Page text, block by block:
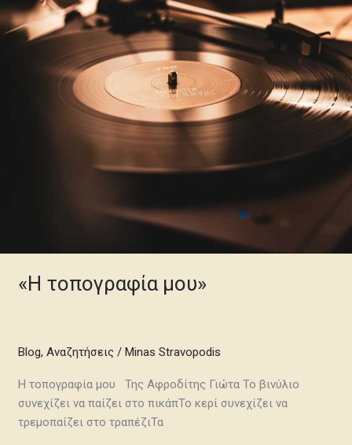
«Η τοπογραφία μου»
Blog, Αναζητήσεις/ Minas Stravopodis
Η τοπογραφία μου Της Αφροδίτης Γιώτα Το βινύλιο
συνεχίζει να παίζει στο πικάπΤο κερί συνεχίζει να
τρεμοπαίζει στο τραπέζιΤα